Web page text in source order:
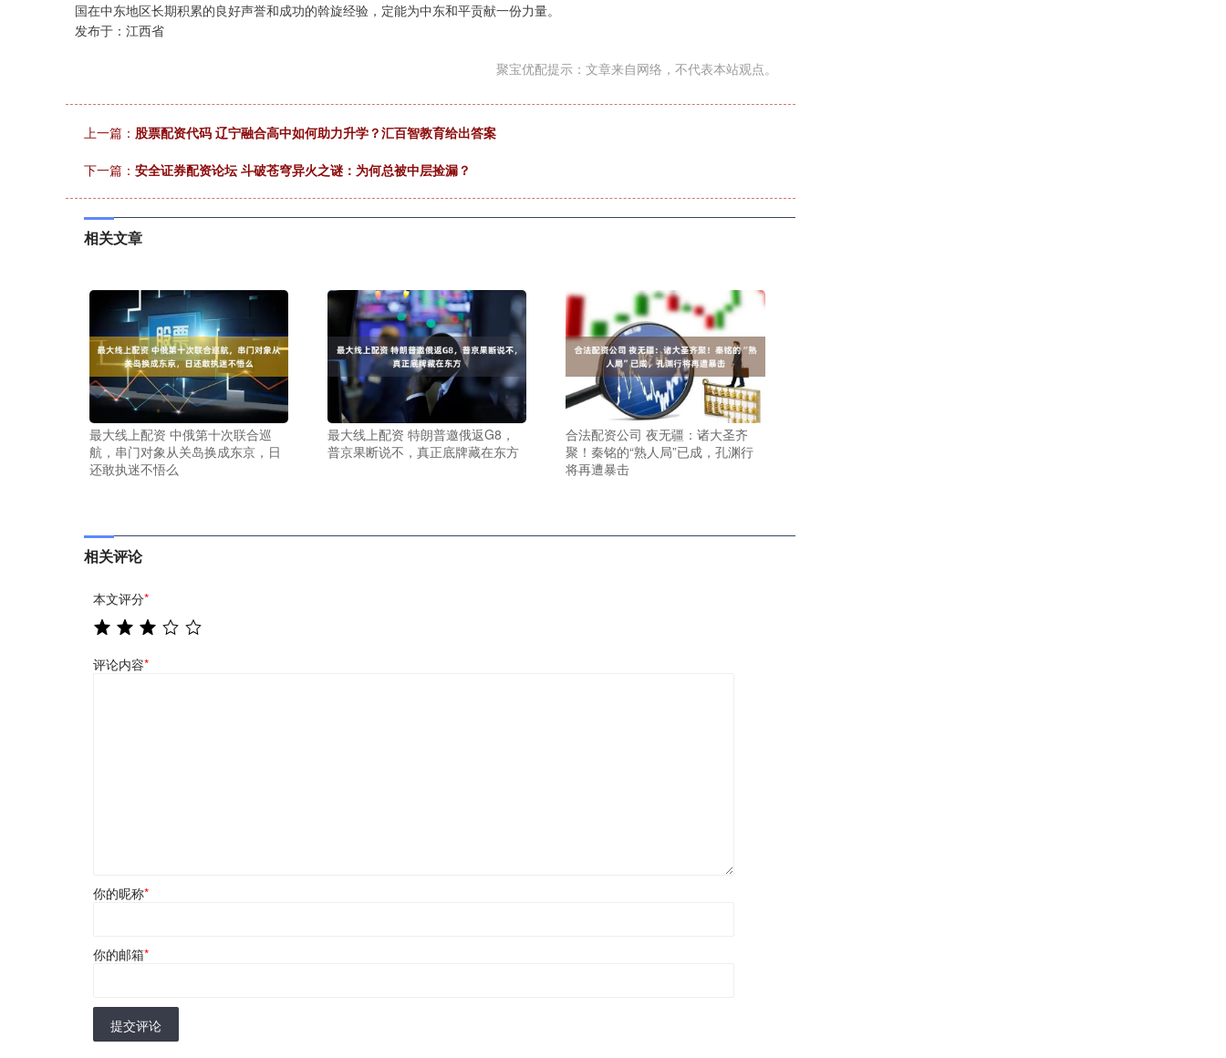
国在中东地区长期积累的良好声誉和成功的斡旋经验，定能为中东和平贡献一份力量。
发布于：江西省
聚宝优配提示：文章来自网络，不代表本站观点。
上一篇： 股票配资代码 辽宁融合高中如何助力升学？汇百智教育给出答案
下一篇： 安全证券配资论坛 斗破苍穹异火之谜：为何总被中层捡漏？
相关文章
最大线上配资 中俄第十次联合巡
航，串门对象从关岛换成东京，日
还敢执迷不悟么
最大线上配资 特朗普邀俄返G8，
普京果断说不，真正底牌藏在东方
合法配资公司 夜无疆：诸大圣齐
聚！秦铭的“熟人局”已成，孔渊行
将再遭暴击
相关评论
本文评分*
评论内容*
你的昵称*
你的邮箱*
提交评论